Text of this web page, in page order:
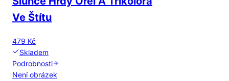
Ve Štítu
479 Kč
Skladem
Podrobnosti
Není obrázek